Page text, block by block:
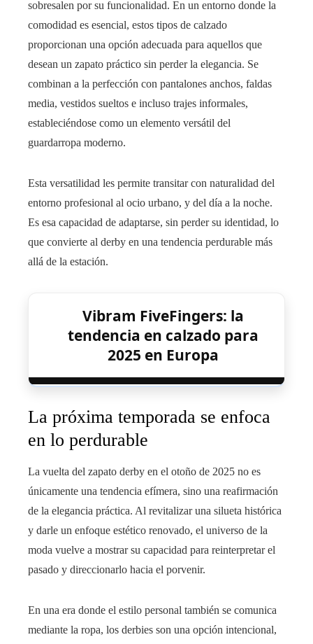
sobresalen por su funcionalidad. En un entorno donde la
comodidad es esencial, estos tipos de calzado
proporcionan una opción adecuada para aquellos que
desean un zapato práctico sin perder la elegancia. Se
combinan a la perfección con pantalones anchos, faldas
media, vestidos sueltos e incluso trajes informales,
estableciéndose como un elemento versátil del
guardarropa moderno.
Esta versatilidad les permite transitar con naturalidad del
entorno profesional al ocio urbano, y del día a la noche.
Es esa capacidad de adaptarse, sin perder su identidad, lo
que convierte al derby en una tendencia perdurable más
allá de la estación.
Vibram FiveFingers: la
tendencia en calzado para
2025 en Europa
La próxima temporada se enfoca
en lo perdurable
La vuelta del zapato derby en el otoño de 2025 no es
únicamente una tendencia efímera, sino una reafirmación
de la elegancia práctica. Al revitalizar una silueta histórica
y darle un enfoque estético renovado, el universo de la
moda vuelve a mostrar su capacidad para reinterpretar el
pasado y direccionarlo hacia el porvenir.
En una era donde el estilo personal también se comunica
mediante la ropa, los derbies son una opción intencional,